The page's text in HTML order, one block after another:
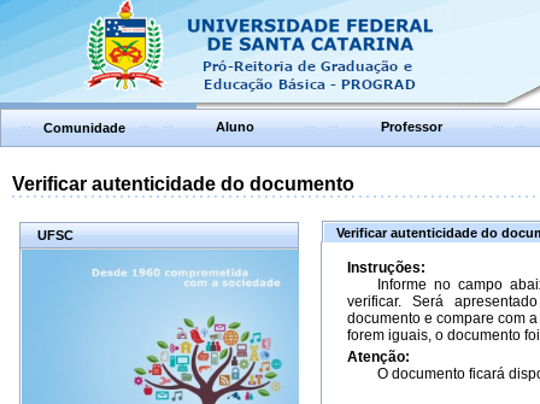
Comunidade Aluno Professor
Verificar autenticidade do documento
UFSC Verificar autenticidade do
Instruções:
Informe no campo
verificar. Será
documento e compare com
forem iguais, o documento
Atenção:
O documento ficará